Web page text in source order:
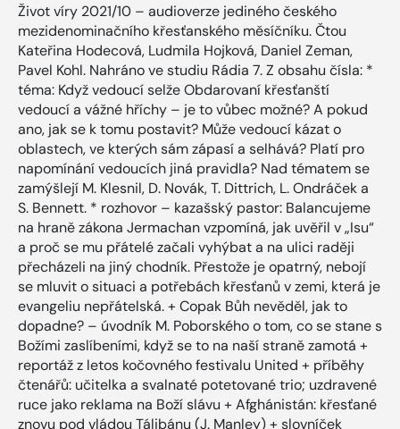
Život víry 2021/10 – audioverze jediného českého
mezidenominačního křesťanského měsíčníku. Čtou
Kateřina Hodecová, Ludmila Hojková, Daniel Zeman,
Pavel Kohl. Nahráno ve studiu Rádia 7. Z obsahu čísla: *
téma: Když vedoucí selže Obdarovaní křesťanští
vedoucí a vážné hříchy – je to vůbec možné? A pokud
ano, jak se k tomu postavit? Může vedoucí kázat o
oblastech, ve kterých sám zápasí a selhává? Platí pro
napomínání vedoucích jiná pravidla? Nad tématem se
zamýšlejí M. Klesnil, D. Novák, T. Dittrich, L. Ondráček a
S. Bennett. * rozhovor – kazašský pastor: Balancujeme
na hraně zákona Jermachan vzpomíná, jak uvěřil v „Isu“
a proč se mu přátelé začali vyhýbat a na ulici raději
přecházeli na jiný chodník. Přestože je opatrný, nebojí
se mluvit o situaci a potřebách křesťanů v zemi, která je
evangeliu nepřátelská. + Copak Bůh nevěděl, jak to
dopadne? – úvodník M. Poborského o tom, co se stane s
Božími zaslíbeními, když se to na naší straně zamotá +
reportáž z letos kočovného festivalu United + příběhy
čtenářů: učitelka a svalnaté potetované trio; uzdravené
ruce jako reklama na Boží slávu + Afghánistán: křesťané
znovu pod vládou Tálibánu (J. Manley) + slovníček